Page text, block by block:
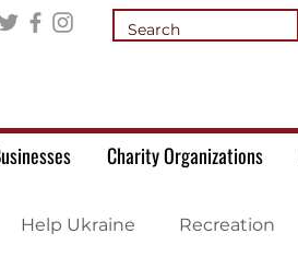
Charity Organizations
Help Ukraine Recreation